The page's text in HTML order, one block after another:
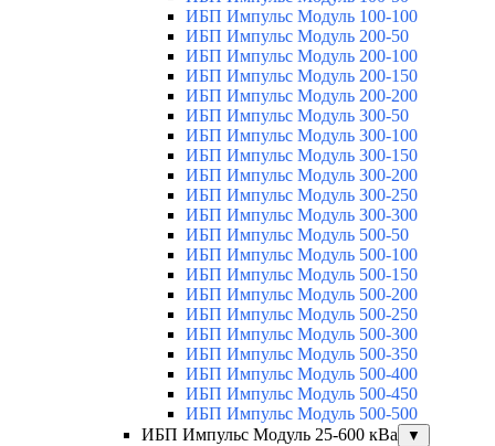
ИБП Импульс Модуль 100-100
ИБП Импульс Модуль 200-50
ИБП Импульс Модуль 200-100
ИБП Импульс Модуль 200-150
ИБП Импульс Модуль 200-200
ИБП Импульс Модуль 300-50
ИБП Импульс Модуль 300-100
ИБП Импульс Модуль 300-150
ИБП Импульс Модуль 300-200
ИБП Импульс Модуль 300-250
ИБП Импульс Модуль 300-300
ИБП Импульс Модуль 500-50
ИБП Импульс Модуль 500-100
ИБП Импульс Модуль 500-150
ИБП Импульс Модуль 500-200
ИБП Импульс Модуль 500-250
ИБП Импульс Модуль 500-300
ИБП Импульс Модуль 500-350
ИБП Импульс Модуль 500-400
ИБП Импульс Модуль 500-450
ИБП Импульс Модуль 500-500
ИБП Импульс Модуль 25-600 кВа
▼